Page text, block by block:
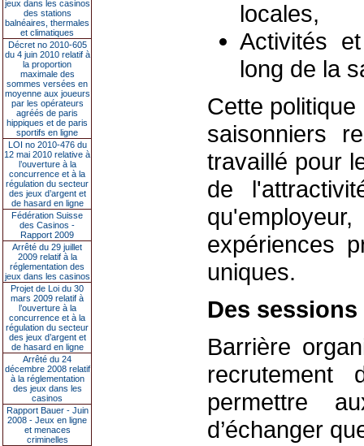
jeux dans les casinos
des stations
balnéaires, thermales
et climatiques
Décret no 2010-605
du 4 juin 2010 relatif à
la proportion
maximale des
sommes versées en
moyenne aux joueurs
par les opérateurs
agréés de paris
hippiques et de paris
sportifs en ligne
LOI no 2010-476 du
12 mai 2010 relative à
l’ouverture à la
concurrence et à la
régulation du secteur
des jeux d’argent et
de hasard en ligne
Fédération Suisse
des Casinos -
Rapport 2009
Arrêté du 29 juillet
2009 relatif à la
réglementation des
jeux dans les casinos
Projet de Loi du 30
mars 2009 relatif à
l’ouverture à la
concurrence et à la
régulation du secteur
des jeux d’argent et
de hasard en ligne
Arrêté du 24
décembre 2008 relatif
à la réglementation
des jeux dans les
casinos
Rapport Bauer - Juin
2008 - Jeux en ligne
et menaces
criminelles
locales,
Activités
long de la
Cette
saisonniers
travaillé pour
de
expériences
uniques.
Des
Barrière
recrutement
permettre
d’échanger